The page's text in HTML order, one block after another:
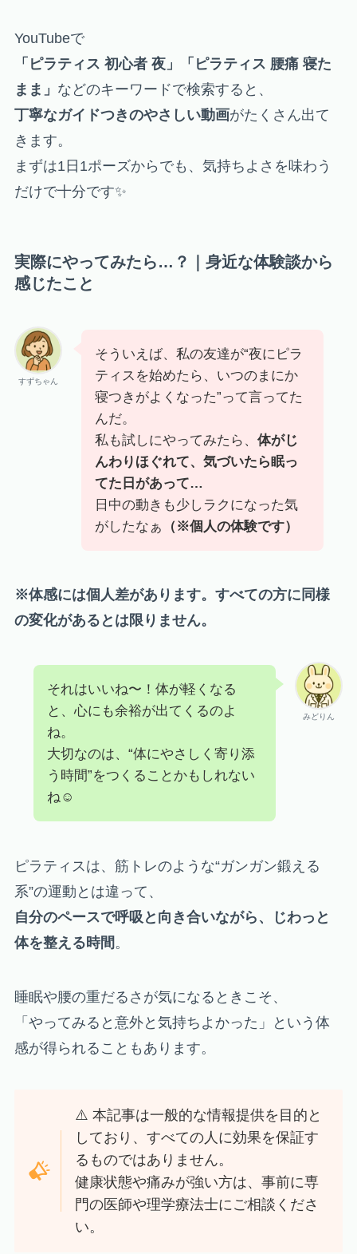
YouTubeで
「ピラティス 初心者 夜」「ピラティス 腰痛 寝た
まま」 などのキーワードで検索すると、
丁寧なガイドつきのやさしい動画がたくさん出て
きます。
まずは1日1ポーズからでも、気持ちよさを味わう
だけで十分です✨
実際にやってみたら…？｜身近な体験談から
感じたこと
すずちゃん
そういえば、私の友達が“夜にピラ
ティスを始めたら、いつのまにか
寝つきがよくなった”って言ってた
んだ。
私も試しにやってみたら、 体がじ
んわりほぐれて、気づいたら眠っ
てた日があって…
日中の動きも少しラクになった気
がしたなぁ
（※個人の体験です）
※体感には個人差があります。すべての方に同様
の変化があるとは限りません。
みどりん
それはいいね〜！体が軽くなる
と、心にも余裕が出てくるのよ
ね。
大切なのは、“体にやさしく寄り添
う時間”をつくることかもしれない
ね☺️
ピラティスは、筋トレのような“ガンガン鍛える
系”の運動とは違って、
自分のペースで呼吸と向き合いながら、じわっと
体を整える時間。
睡眠や腰の重だるさが気になるときこそ、
「やってみると意外と気持ちよかった」という体
感が得られることもあります。
⚠️ 本記事は一般的な情報提供を目的と
しており、すべての人に効果を保証す
るものではありません。
健康状態や痛みが強い方は、事前に専
門の医師や理学療法士にご相談くださ
い。